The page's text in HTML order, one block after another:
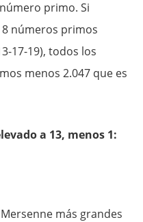
primo. Si
números primos
17-19), todos los
menos 2.047 que es
a 13, menos 1:
más grandes